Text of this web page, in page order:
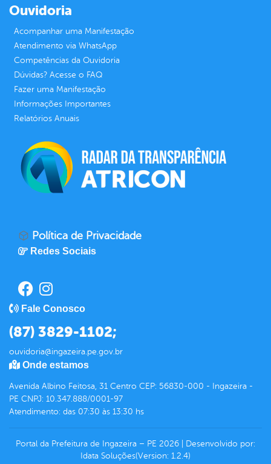
Ouvidoria
Acompanhar uma Manifestação
Atendimento via WhatsApp
Competências da Ouvidoria
Dúvidas? Acesse o FAQ
Fazer uma Manifestação
Informações Importantes
Relatórios Anuais
Política de Privacidade
Redes Sociais
Fale Conosco
(87) 3829-1102;
ouvidoria@ingazeira.pe.gov.br
Onde estamos
Avenida Albino Feitosa, 31 Centro CEP: 56830-000 - Ingazeira -
PE CNPJ: 10.347.888/0001-97
Atendimento: das 07:30 às 13:30 hs
Portal da Prefeitura de Ingazeira – PE 2026
Desenvolvido por:
Idata Soluções(Version: 1.2.4)